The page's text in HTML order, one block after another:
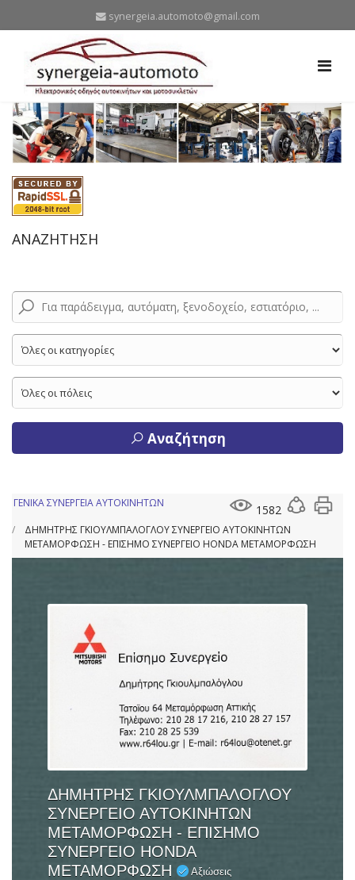
synergeia.automoto@gmail.com
ΑΝΑΖΗΤΗΣΗ
Αναζήτηση
1582
ΓΕΝΙΚΑ ΣΥΝΕΡΓΕΙΑ ΑΥΤΟΚΙΝΗΤΩΝ
ΔΗΜΗΤΡΗΣ ΓΚΙΟΥΛΜΠΑΛΟΓΛΟΥ ΣΥΝΕΡΓΕΙΟ ΑΥΤΟΚΙΝΗΤΩΝ
ΜΕΤΑΜΟΡΦΩΣΗ - ΕΠΙΣΗΜΟ ΣΥΝΕΡΓΕΙΟ HONDA ΜΕΤΑΜΟΡΦΩΣΗ
ΔΗΜΗΤΡΗΣ ΓΚΙΟΥΛΜΠΑΛΟΓΛΟΥ
ΣΥΝΕΡΓΕΙΟ ΑΥΤΟΚΙΝΗΤΩΝ
ΜΕΤΑΜΟΡΦΩΣΗ - ΕΠΙΣΗΜΟ
ΣΥΝΕΡΓΕΙΟ HONDA
ΜΕΤΑΜΟΡΦΩΣΗ
Αξιώσεις